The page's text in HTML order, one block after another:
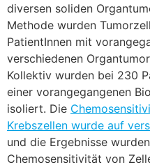
diversen soliden
Methode wurden
PatientInnen mit
verschiedenen
Kollektiv wurden bei 230
einer vorangegangenen
isoliert. Die
Krebszellen wurde auf
und die Ergebnisse
Chemosensitivität von